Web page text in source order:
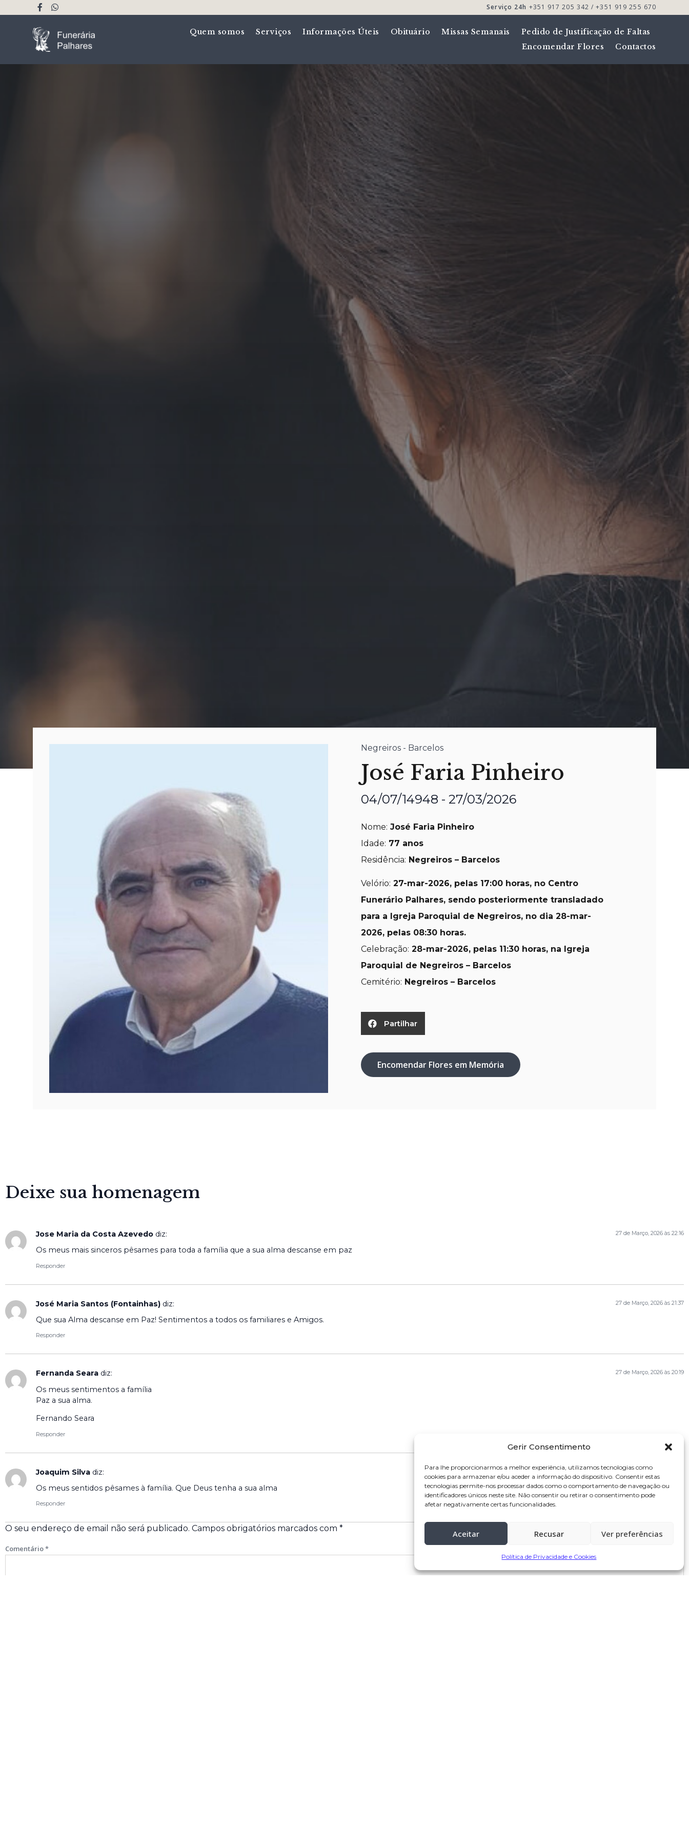
Gerir Consentimento
Para lhe proporcionarmos a melhor experiência, utilizamos tecnologias como
cookies para armazenar e/ou aceder a informação do dispositivo. Consentir estas
tecnologias permite-nos processar dados como o comportamento de navegação ou
identificadores únicos neste site. Não consentir ou retirar o consentimento pode
afetar negativamente certas funcionalidades.
Aceitar Recusar Ver preferências
Política de Privacidade e Cookies
Serviço 24h +351 917 205 342 / +351 919 255 670
Quem somos Serviços Informações Úteis Obituário Missas Semanais
Pedido de Justificação de Faltas
Encomendar Flores
Contactos
Negreiros - Barcelos
José Faria Pinheiro
04/07/14948 - 27/03/2026
Nome: José Faria Pinheiro
Idade: 77 anos
Residência: Negreiros – Barcelos
Velório: 27-mar-2026, pelas 17:00 horas, no Centro
Funerário Palhares, sendo posteriormente transladado
para a Igreja Paroquial de Negreiros, no dia 28-mar-
2026, pelas 08:30 horas.
Celebração: 28-mar-2026, pelas 11:30 horas, na Igreja
Paroquial de Negreiros – Barcelos
Cemitério: Negreiros – Barcelos
Partilhar
Encomendar Flores em Memória
Deixe sua homenagem
Jose Maria da Costa Azevedo diz: 27 de Março, 2026 às 22:16
Os meus mais sinceros pêsames para toda a família que a sua alma descanse em paz
Responder
José Maria Santos (Fontainhas) diz: 27 de Março, 2026 às 21:37
Que sua Alma descanse em Paz! Sentimentos a todos os familiares e Amigos.
Responder
Fernanda Seara diz: 27 de Março, 2026 às 20:19
Os meus sentimentos a família
Paz a sua alma.
Fernando Seara
Responder
Joaquim Silva diz: 27 de Março, 2026 às 15:47
Os meus sentidos pêsames à família. Que Deus tenha a sua alma
Responder
O seu endereço de email não será publicado. Campos obrigatórios marcados com *
Comentário*